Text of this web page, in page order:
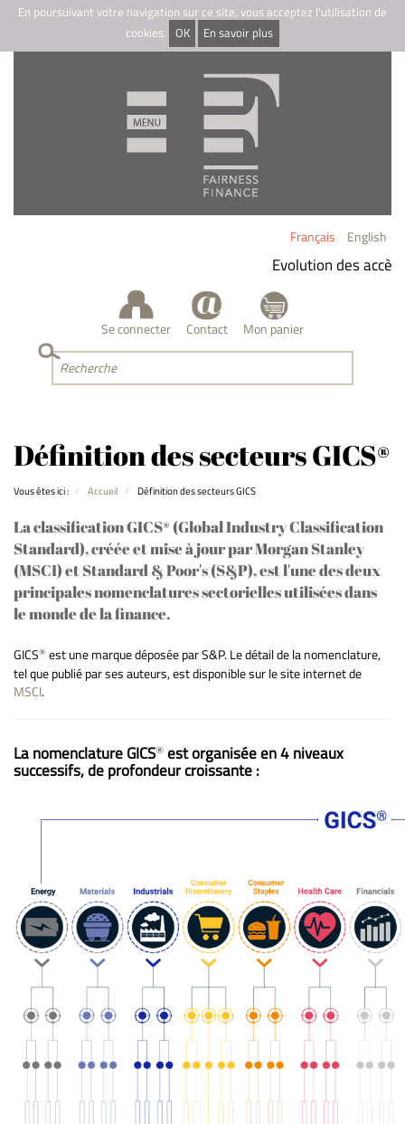
En poursuivant votre navigation sur ce site, vous acceptez l'utilisation de
cookies. OK En savoir plus
Français English
Evolution des accès
Se connecter Contact Mon panier
Définition des secteurs GICS®
Vous êtes ici : Accueil Définition des secteurs GICS
La classification GICS® (Global Industry Classification
Standard), créée et mise à jour par Morgan Stanley
(MSCI) et Standard & Poor's (S&P), est l'une des deux
principales nomenclatures sectorielles utilisées dans
le monde de la finance.
GICS®est une marque déposée par S&P. Le détail de la nomenclature,
tel que publié par ses auteurs, est disponible sur le site internet de
MSCI.
La nomenclature GICS®est organisée en 4 niveaux
successifs, de profondeur croissante :